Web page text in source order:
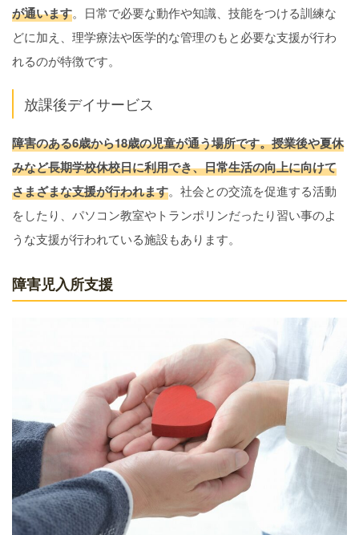
が通います。日常で必要な動作や知識、技能をつける訓練な
どに加え、理学療法や医学的な管理のもと必要な支援が行わ
れるのが特徴です。
放課後デイサービス
障害のある6歳から18歳の児童が通う場所です。授業後や夏休
みなど長期学校休校日に利用でき、日常生活の向上に向けて
さまざまな支援が行われます。社会との交流を促進する活動
をしたり、パソコン教室やトランポリンだったり習い事のよ
うな支援が行われている施設もあります。
障害児入所支援